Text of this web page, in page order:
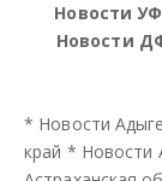
Новости
Новости
* Новости
край * Новости